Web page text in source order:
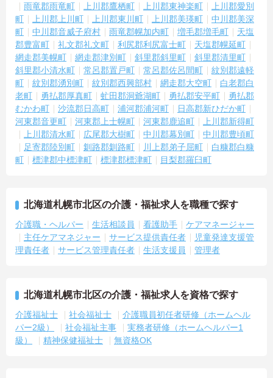
雨竜郡雨竜町
上川郡鷹栖町 上川郡東神楽町
上川郡愛別
町
上川郡上川町 上川郡東川町 上川郡美瑛町
中川郡美深
町
中川郡音威子府村 雨竜郡幌加内町 増毛郡増毛町
天塩
郡豊富町
礼文郡礼文町 利尻郡利尻富士町
天塩郡幌延町
網走郡美幌町
網走郡津別町 斜里郡斜里町
斜里郡清里町
斜里郡小清水町
常呂郡置戸町 常呂郡佐呂間町
紋別郡遠軽
町
紋別郡湧別町 紋別郡西興部村 網走郡大空町
白老郡白
老町
勇払郡厚真町 虻田郡洞爺湖町 勇払郡安平町
勇払郡
むかわ町
沙流郡日高町 浦河郡浦河町
日高郡新ひだか町
河東郡音更町
河東郡上士幌町 河東郡鹿追町
上川郡新得町
上川郡清水町
広尾郡大樹町 中川郡幕別町
中川郡豊頃町
足寄郡陸別町
釧路郡釧路町 川上郡弟子屈町
白糠郡白糠
町
標津郡中標津町 標津郡標津町 目梨郡羅臼町
北海道札幌市北区の介護・福祉求人を職種で探す
介護職・ヘルパー 生活相談員 看護助手
ケアマネージャー
主任ケアマネジャー
サービス提供責任者
児童発達支援管
理責任者
サービス管理責任者 生活支援員 管理者
北海道札幌市北区の介護・福祉求人を資格で探す
介護福祉士 社会福祉士
介護職員初任者研修（ホームヘル
パー2級）
社会福祉主事
実務者研修（ホームヘルパー1
級）
精神保健福祉士 無資格OK